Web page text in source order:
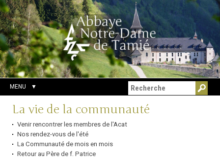
Aller
au
contenu.
|
Aller
à
la
navigation
Outils
personnels
Chercher par
Recherche
avancée…
MENU
Navigation
La vie de la communauté
Venir rencontrer les membres de l'Acat
Nos rendez-vous de l'été
La Communauté de mois en mois
Retour au Père de f. Patrice